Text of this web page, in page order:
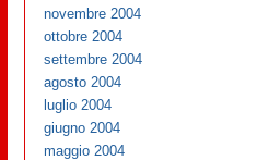
novembre 2004
ottobre 2004
settembre 2004
agosto 2004
luglio 2004
giugno 2004
maggio 2004